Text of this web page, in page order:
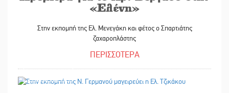
«Ελένη»
Στην εκπομπή της Ελ. Μενεγάκη και φέτος ο Σπαρτιάτης
ζαχαροπλάστης
ΠΕΡΙΣΣΟΤΕΡΑ